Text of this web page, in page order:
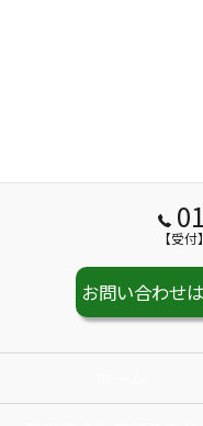
【受
お問い合わせ